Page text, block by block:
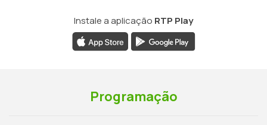
Instale a aplicação RTP Play
Programação